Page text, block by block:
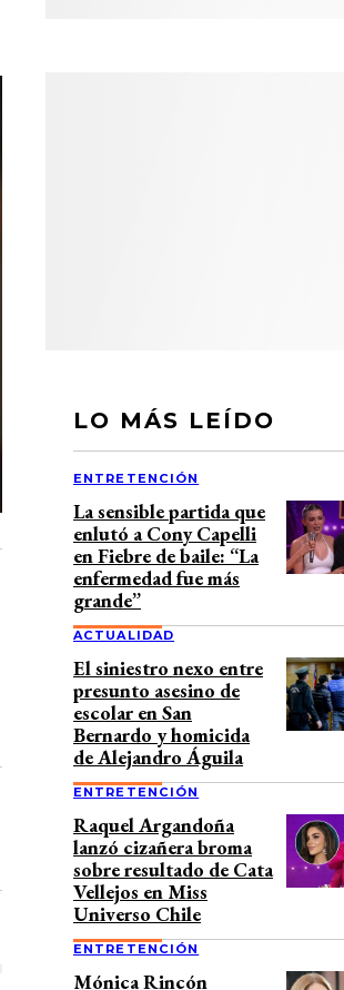
LO MÁS LEÍDO
ENTRETENCIÓN
La sensible partida que
enlutó a Cony Capelli
en Fiebre de baile: “La
enfermedad fue más
grande”
ACTUALIDAD
El siniestro nexo entre
presunto asesino de
escolar en San
Bernardo y homicida
de Alejandro Águila
ENTRETENCIÓN
Raquel Argandoña
lanzó cizañera broma
sobre resultado de Cata
Vellejos en Miss
Universo Chile
ENTRETENCIÓN
Mónica Rincón